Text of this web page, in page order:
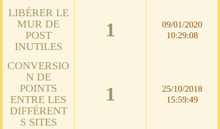
LIBÉRER LE
MUR DE
POST
INUTILES
1
09/01/2020
10:29:08
CONVERSIO
N DE
POINTS
ENTRE LES
DIFFÉRENT
S SITES
1
25/10/2018
15:59:49